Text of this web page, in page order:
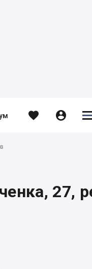
 
27,